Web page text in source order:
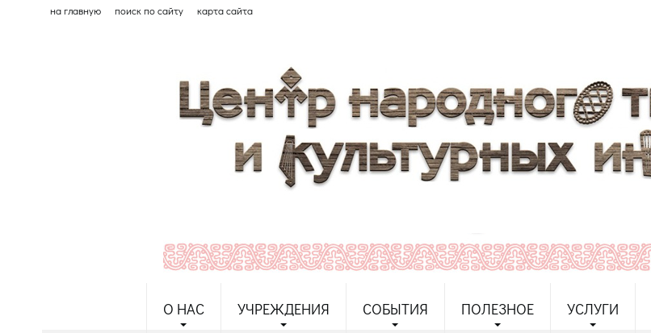
на главную поиск по сайту карта сайта
О НАС УЧРЕЖДЕНИЯ СОБЫТИЯ ПОЛЕЗНОЕ УСЛУГИ